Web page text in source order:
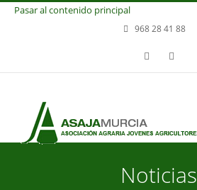
Pasar al contenido principal
968 28 41 88
Noticias